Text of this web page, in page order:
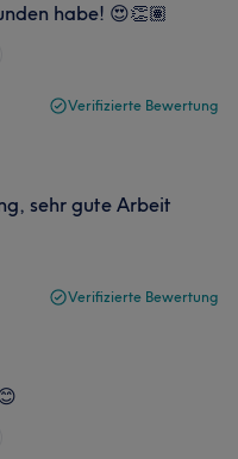
habe! 😍👏🏽
Verifizierte Bewertung
sehr gute Arbeit
Verifizierte Bewertung